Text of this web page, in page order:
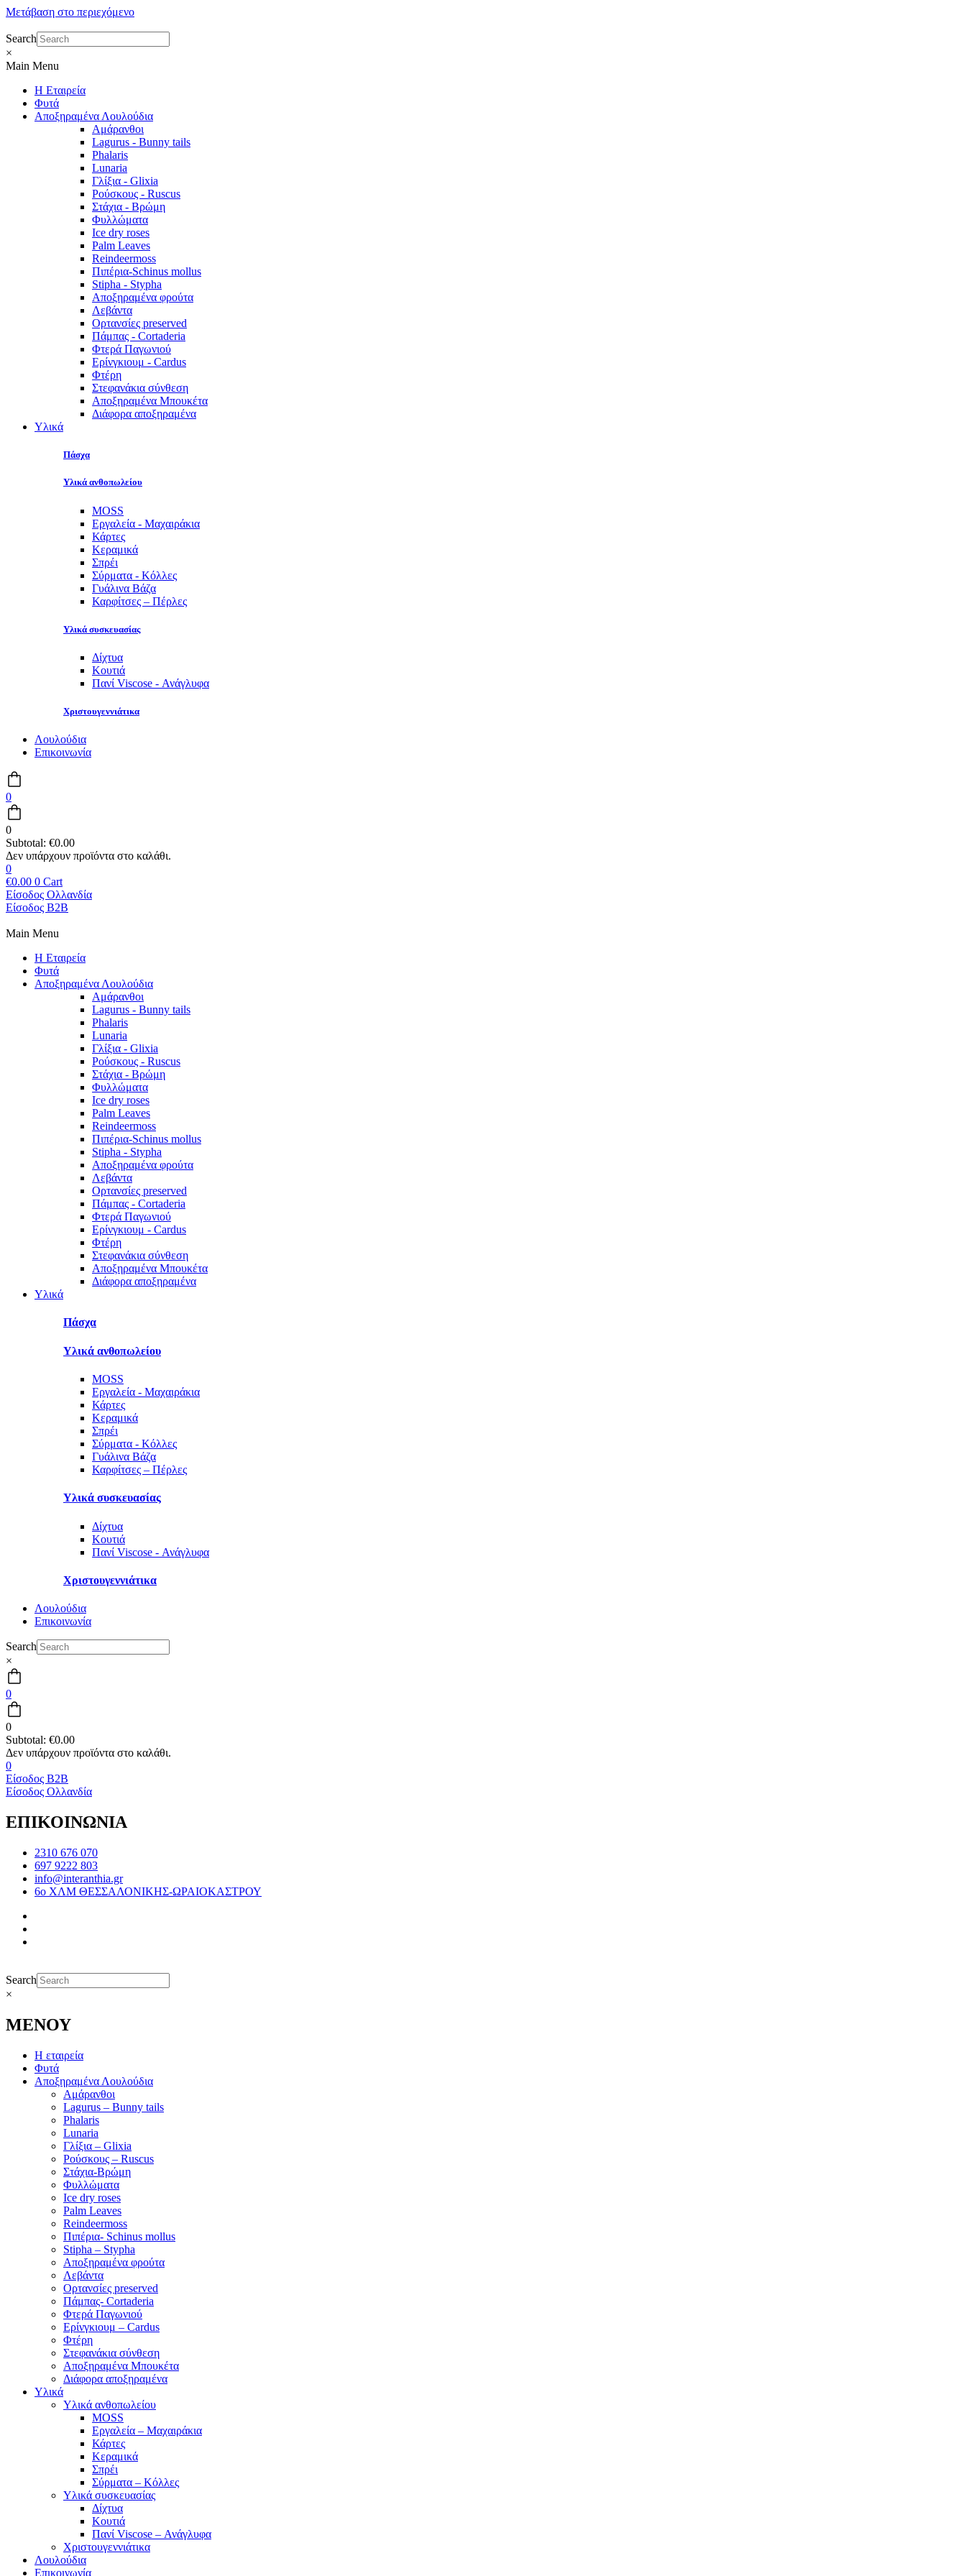
Μετάβαση στο περιεχόμενο
Search
×
Main Menu
Η Εταιρεία
Φυτά
Αποξηραμένα Λουλούδια
Αμάρανθοι
Lagurus - Bunny tails
Phalaris
Lunaria
Γλίξια - Glixia
Ρούσκους - Ruscus
Στάχια - Βρώμη
Φυλλώματα
Ice dry roses
Palm Leaves
Reindeermoss
Πιπέρια-Schinus mollus
Stipha - Stypha
Αποξηραμένα φρούτα
Λεβάντα
Ορτανσίες preserved
Πάμπας - Cortaderia
Φτερά Παγωνιού
Ερίνγκιουμ - Cardus
Φτέρη
Στεφανάκια σύνθεση
Αποξηραμένα Μπουκέτα
Διάφορα αποξηραμένα
Υλικά
Πάσχα
Υλικά ανθοπωλείου
MOSS
Εργαλεία - Μαχαιράκια
Κάρτες
Κεραμικά
Σπρέι
Σύρματα - Κόλλες
Γυάλινα Βάζα
Καρφίτσες – Πέρλες
Υλικά συσκευασίας
Δίχτυα
Κουτιά
Πανί Viscose - Ανάγλυφα
Χριστουγεννιάτικα
Λουλούδια
Επικοινωνία
0
0
Subtotal: €0.00
0
€0.00 0 Cart
Είσοδος Ολλανδία
Είσοδος B2B
Main Menu
Η Εταιρεία
Φυτά
Αποξηραμένα Λουλούδια
Αμάρανθοι
Lagurus - Bunny tails
Phalaris
Lunaria
Γλίξια - Glixia
Ρούσκους - Ruscus
Στάχια - Βρώμη
Φυλλώματα
Ice dry roses
Palm Leaves
Reindeermoss
Πιπέρια-Schinus mollus
Stipha - Stypha
Αποξηραμένα φρούτα
Λεβάντα
Ορτανσίες preserved
Πάμπας - Cortaderia
Φτερά Παγωνιού
Ερίνγκιουμ - Cardus
Φτέρη
Στεφανάκια σύνθεση
Αποξηραμένα Μπουκέτα
Διάφορα αποξηραμένα
Υλικά
Πάσχα
Υλικά ανθοπωλείου
MOSS
Εργαλεία - Μαχαιράκια
Κάρτες
Κεραμικά
Σπρέι
Σύρματα - Κόλλες
Γυάλινα Βάζα
Καρφίτσες – Πέρλες
Υλικά συσκευασίας
Δίχτυα
Κουτιά
Πανί Viscose - Ανάγλυφα
Χριστουγεννιάτικα
Λουλούδια
Επικοινωνία
Search
×
0
0
Subtotal: €0.00
0
Είσοδος B2B
Είσοδος Ολλανδία
ΕΠΙΚΟΙΝΩΝΙΑ
2310 676 070
697 9222 803
info@interanthia.gr
6ο ΧΛΜ ΘΕΣΣΑΛΟΝΙΚΗΣ-ΩΡΑΙΟΚΑΣΤΡΟΥ
Search
×
ΜΕΝΟΥ
Η εταιρεία
Φυτά
Αποξηραμένα Λουλούδια
Αμάρανθοι
Lagurus – Bunny tails
Phalaris
Lunaria
Γλίξια – Glixia
Ρούσκους – Ruscus
Στάχια-Βρώμη
Φυλλώματα
Ice dry roses
Palm Leaves
Reindeermoss
Πιπέρια- Schinus mollus
Stipha – Stypha
Αποξηραμένα φρούτα
Λεβάντα
Ορτανσίες preserved
Πάμπας- Cortaderia
Φτερά Παγωνιού
Ερίνγκιουμ – Cardus
Φτέρη
Στεφανάκια σύνθεση
Αποξηραμένα Μπουκέτα
Διάφορα αποξηραμένα
Υλικά
Υλικά ανθοπωλείου
MOSS
Εργαλεία – Μαχαιράκια
Κάρτες
Κεραμικά
Σπρέι
Σύρματα – Κόλλες
Υλικά συσκευασίας
Δίχτυα
Κουτιά
Πανί Viscose – Ανάγλυφα
Χριστουγεννιάτικα
Λουλούδια
Επικοινωνία